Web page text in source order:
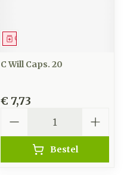
Geneesmiddel
C Will Caps. 20
€ 7,73
Bestel